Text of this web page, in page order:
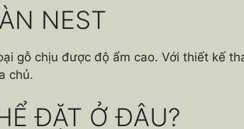
NEST
gỗ chịu được độ ẩm cao. Với thiết kế
chủ.
ĐẶT Ở ĐÂU?